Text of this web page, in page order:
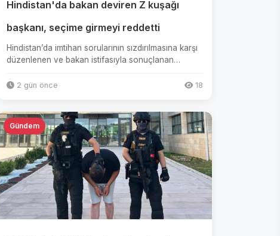
Hindistan'da bakan deviren Z kuşağı
başkanı, seçime girmeyi reddetti
Hindistan’da imtihan sorularının sızdırılmasına karşı
düzenlenen ve bakan istifasıyla sonuçlanan
2 gün önce 18
Gündem